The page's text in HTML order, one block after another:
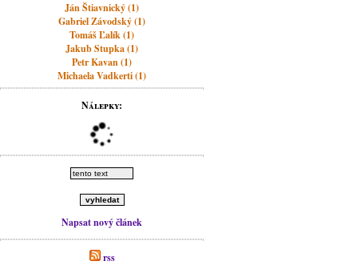
Ján Štiavnický (1)
Gabriel Závodský (1)
Tomáš Ľalík (1)
Jakub Stupka (1)
Petr Kavan (1)
Michaela Vadkerti (1)
Nálepky:
Napsat nový článek
rss